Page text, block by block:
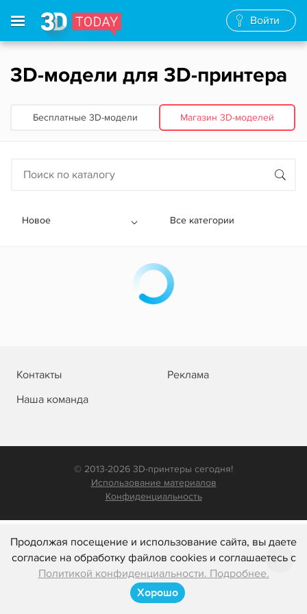
Продолжая посещение и использование сайта, вы даете
согласие на обработку файлов cookies и соглашаетесь с
Политикой конфиденциальности. Подробнее.
Хорошо
Войти
3D-модели для 3D-принтера
Бесплатные 3D‑модели Магазин 3D‑моделей
Новое Все категории
Контакты
Реклама
Наша команда
© 2013-2026 3D-принтеры сегодня!
Использование материалов
Конфиденциальность